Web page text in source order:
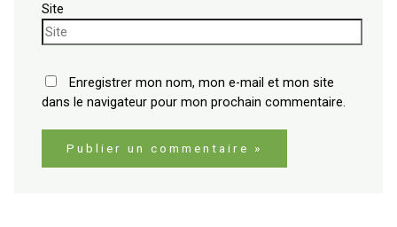
Site
Enregistrer mon nom, mon e-mail et mon site
dans le navigateur pour mon prochain commentaire.